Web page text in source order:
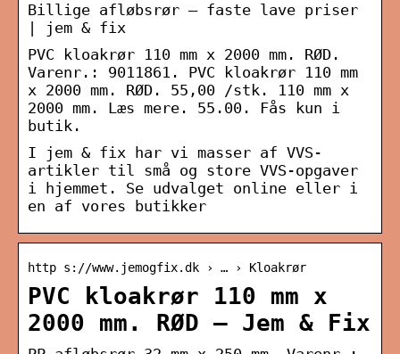
Billige afløbsrør – faste lave priser
| jem & fix
PVC kloakrør 110 mm x 2000 mm. RØD.
Varenr.: 9011861. PVC kloakrør 110 mm
x 2000 mm. RØD. 55,00 /stk. 110 mm x
2000 mm. Læs mere. 55.00. Fås kun i
butik.
I jem & fix har vi masser af VVS-
artikler til små og store VVS-opgaver
i hjemmet. Se udvalget online eller i
en af vores butikker
http s://www.jemogfix.dk › … › Kloakrør
PVC kloakrør 110 mm x
2000 mm. RØD – Jem & Fix